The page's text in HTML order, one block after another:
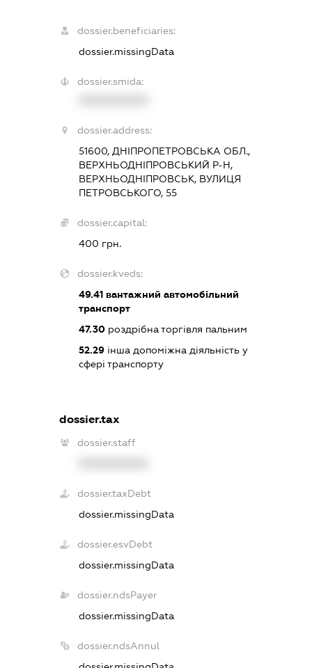
dossier.beneficiaries:
dossier.missingData
dossier.smida:
dossier.address:
51600, ДНІПРОПЕТРОВСЬКА ОБЛ.,
ВЕРХНЬОДНІПРОВСЬКИЙ Р-Н,
ВЕРХНЬОДНІПРОВСЬК, ВУЛИЦЯ
ПЕТРОВСЬКОГО, 55
dossier.capital:
400 грн.
dossier.kveds:
49.41 вантажний автомобільний
транспорт
47.30 роздрібна торгівля пальним
52.29 інша допоміжна діяльність у
сфері транспорту
dossier.tax
dossier.staff
dossier.taxDebt
dossier.missingData
dossier.esvDebt
dossier.missingData
dossier.ndsPayer
dossier.missingData
dossier.ndsAnnul